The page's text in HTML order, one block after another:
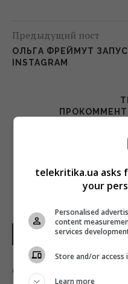
Предыдущий пост
ОЛЬГА ФРЕЙМУТ
INSTAGRAM
НОВОСТИ ДНЯ
Он лазал по
telekritika.ua asks
your
Personalised
content
services
Store and/or
Learn more